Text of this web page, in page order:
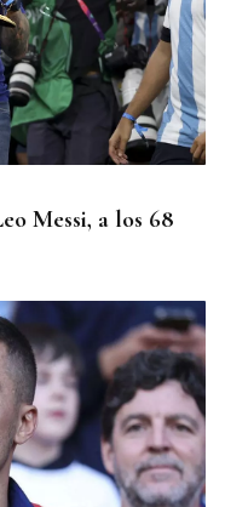
Messi, a los 68